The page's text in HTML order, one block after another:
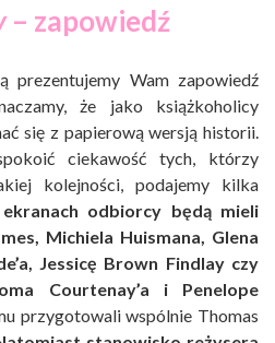
– zapowiedź
prezentujemy Wam zapowiedź
że jako książkoholicy
się z papierową wersją historii.
ciekawość tych, którzy
kolejności, podajemy kilka
odbiorcy będą mieli
Michiela Huismana, Glena
Jessicę Brown Findlay czy
Courtenay’a i Penelope
przygotowali wspólnie Thomas